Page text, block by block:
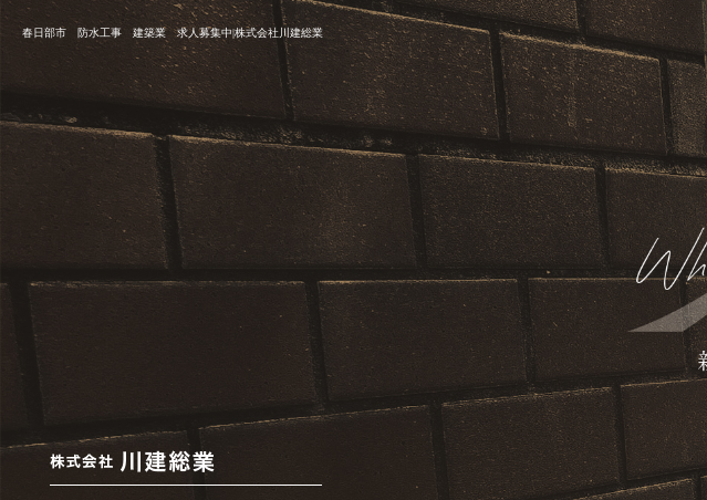
春日部市 防水工事 建築業 求人募集中|株式会社川建総業